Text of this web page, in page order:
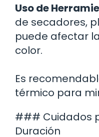
Uso de
de secadores,
puede afectar
color.
Es
térmico para
### Cuidados
Duración